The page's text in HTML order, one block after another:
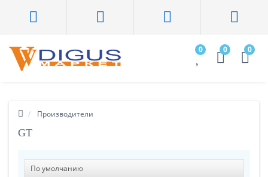
0 0 0
Производители
GT